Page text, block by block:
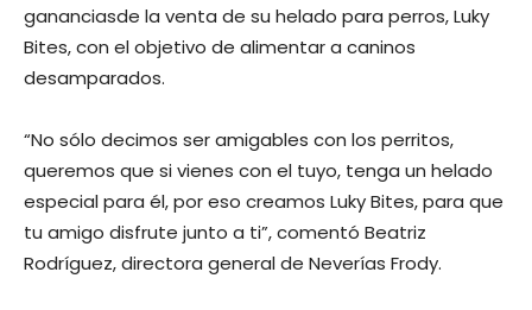
gananciasde la venta de su helado para perros, Luky
Bites, con el objetivo de alimentar a caninos
desamparados.
“No sólo decimos ser amigables con los perritos,
queremos que si vienes con el tuyo, tenga un helado
especial para él, por eso creamos Luky Bites, para que
tu amigo disfrute junto a ti”, comentó Beatriz
Rodríguez, directora general de Neverías Frody.